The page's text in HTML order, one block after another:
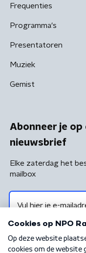
Frequenties
Programma's
Presentatoren
Muziek
Gemist
Abonneer je op
nieuwsbrief
Elke zaterdag het
mailbox